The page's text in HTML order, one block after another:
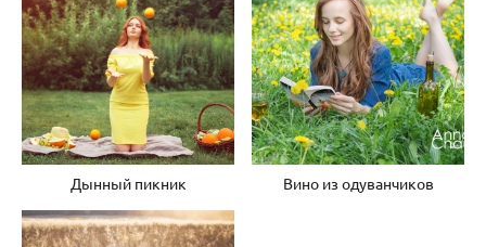
Дынный пикник Вино из одуванчиков